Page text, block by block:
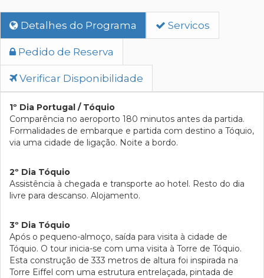
Detalhes do Programa Servicos
Pedido de Reserva
Verificar Disponibilidade
1º Dia Portugal / Tóquio
Comparência no aeroporto 180 minutos antes da partida.
Formalidades de embarque e partida com destino a Tóquio,
via uma cidade de ligação. Noite a bordo.
2º Dia Tóquio
Assistência à chegada e transporte ao hotel. Resto do dia
livre para descanso. Alojamento.
3º Dia Tóquio
Após o pequeno-almoço, saída para visita à cidade de
Tóquio. O tour inicia-se com uma visita à Torre de Tóquio.
Esta construção de 333 metros de altura foi inspirada na
Torre Eiffel com uma estrutura entrelaçada, pintada de